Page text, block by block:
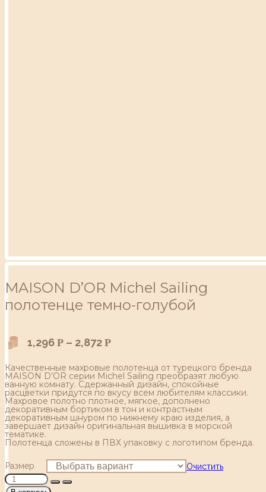
MAISON D’OR Michel Sailing
полотенце темно-голубой
1,296 Р – 2,872 Р
Качественные махровые полотенца от турецкого бренда
MAISON D’OR серии Michel Sailing преобразят любую
ванную комнату. Сдержанный дизайн, спокойные
расцветки придутся по вкусу всем любителям классики.
Махровое полотно плотное, мягкое, дополнено
декоративным бортиком в тон и контрастным
декоративным шнуром по нижнему краю изделия, а
завершает дизайн оригинальная вышивка в морской
тематике.
Полотенца сложены в ПВХ упаковку с логотипом бренда.
Размер Очистить